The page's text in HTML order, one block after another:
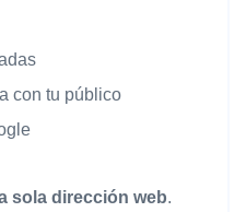
con tu público
sola dirección web.